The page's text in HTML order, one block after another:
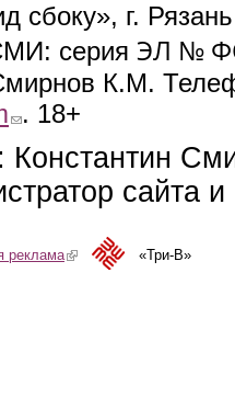
сбоку», г.
серия ЭЛ №
К.М.
(link sends e-mail)
. 18+
Константин
сайта
реклама(link is external)«Три-В»